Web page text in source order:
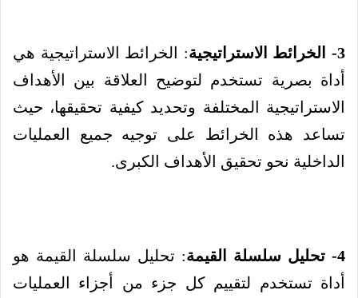
3- الخرائط الاستراتيجية
: الخرائط الاستراتيجية هي
أداة بصرية تستخدم لتوضيح العلاقة بين الأهداف
الاستراتيجية المختلفة وتحديد كيفية تحقيقها، حيث
تساعد هذه الخرائط على توجيه جميع العمليات
الداخلية نحو تحقيق الأهداف الكبرى.
4- تحليل سلسلة القيمة
: تحليل سلسلة القيمة هو
أداة تستخدم لتقييم كل جزء من أجزاء العمليات